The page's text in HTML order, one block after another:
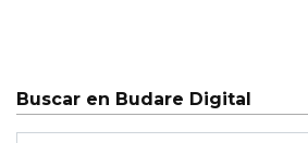
Buscar en Budare Digital